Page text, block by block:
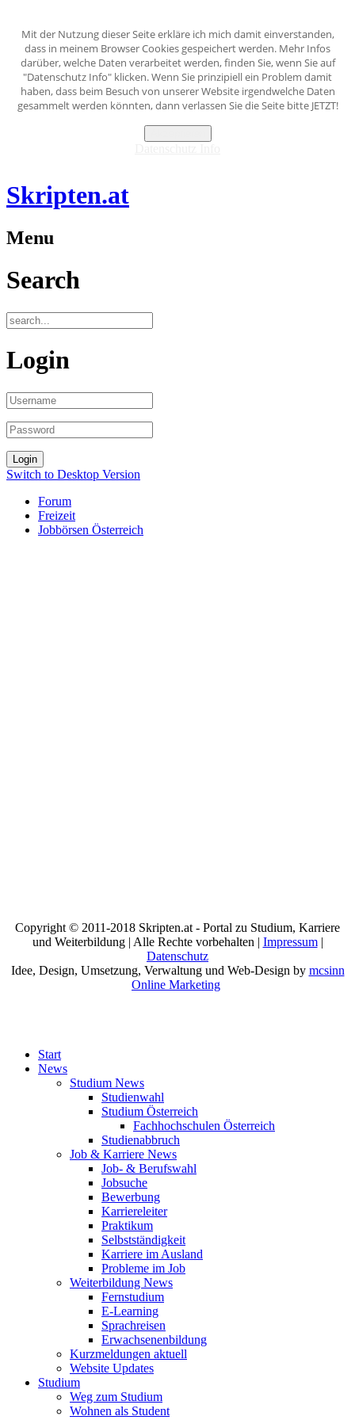
Mit der Nutzung dieser Seite erkläre ich mich damit einverstanden,
dass in meinem Browser Cookies gespeichert werden. Mehr Infos
darüber, welche Daten verarbeitet werden, finden Sie, wenn Sie auf
"Datenschutz Info" klicken. Wenn Sie prinzipiell ein Problem damit
haben, dass beim Besuch von unserer Website irgendwelche Daten
gesammelt werden könnten, dann verlassen Sie die Seite bitte JETZT!
Skripten.at
Menu
Search
Login
Switch to Desktop Version
Forum
Freizeit
Jobbörsen Österreich
Copyright © 2011-2018 Skripten.at - Portal zu Studium, Karriere
und Weiterbildung | Alle Rechte vorbehalten | Impressum|
Datenschutz
Idee, Design, Umsetzung, Verwaltung und Web-Design by mcsinn
Online Marketing
Start
News
Studium News
Studienwahl
Studium Österreich
Fachhochschulen Österreich
Studienabbruch
Job & Karriere News
Job- & Berufswahl
Jobsuche
Bewerbung
Karriereleiter
Praktikum
Selbstständigkeit
Karriere im Ausland
Probleme im Job
Weiterbildung News
Fernstudium
E-Learning
Sprachreisen
Erwachsenenbildung
Kurzmeldungen aktuell
Website Updates
Studium
Weg zum Studium
Wohnen als Student